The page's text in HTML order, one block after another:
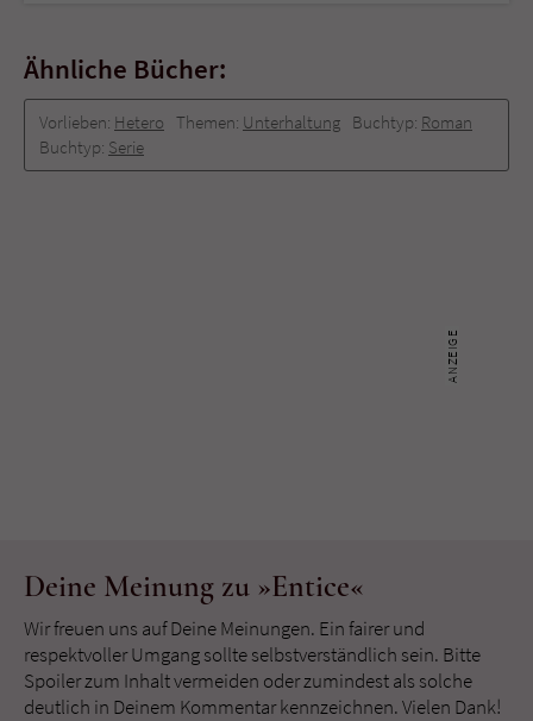
Ähnliche Bücher:
Vorlieben: Hetero Themen: Unterhaltung Buchtyp: Roman
Buchtyp: Serie
Deine Meinung zu »Entice«
Wir freuen uns auf Deine Meinungen. Ein fairer und
respektvoller Umgang sollte selbstverständlich sein. Bitte
Spoiler zum Inhalt vermeiden oder zumindest als solche
deutlich in Deinem Kommentar kennzeichnen. Vielen Dank!